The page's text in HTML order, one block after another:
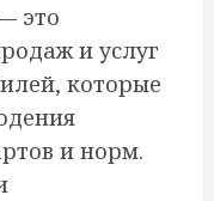
это
и услуг
которые
и норм.